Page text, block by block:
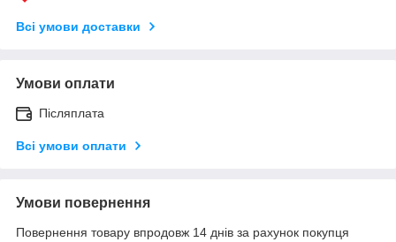
Всі умови доставки
Умови оплати
Післяплата
Всі умови оплати
Умови повернення
Повернення товару впродовж 14 днів за рахунок покупця